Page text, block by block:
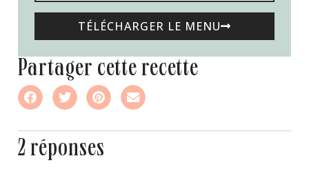
TÉLÉCHARGER LE MENU
partager cette recette
2 réponses